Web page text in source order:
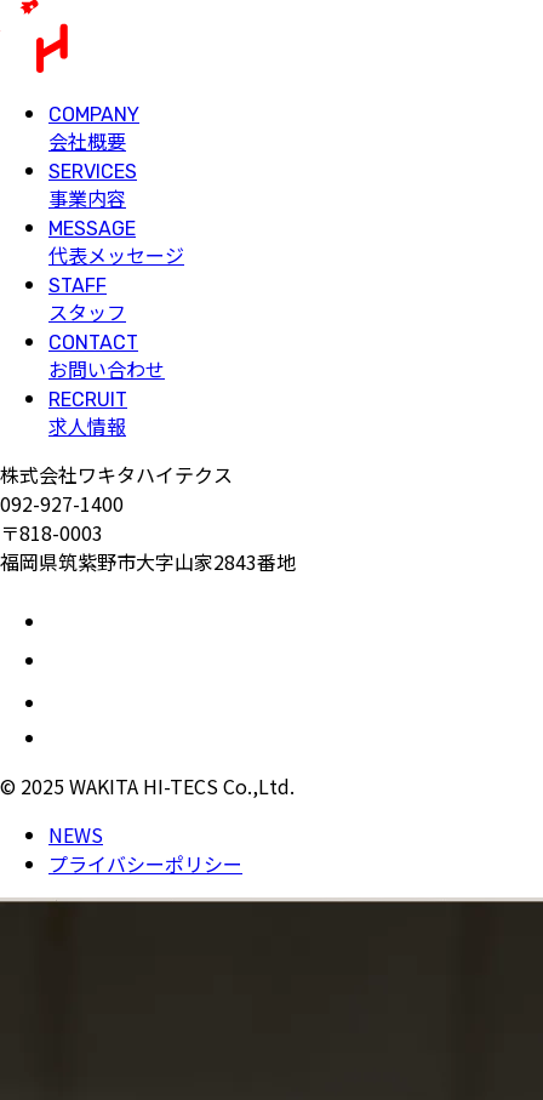
COMPANY
会社概要
SERVICES
事業内容
MESSAGE
代表メッセージ
STAFF
スタッフ
CONTACT
お問い合わせ
RECRUIT
求人情報
株式会社ワキタハイテクス
092-927-1400
〒818-0003
福岡県筑紫野市大字山家2843番地
© 2025 WAKITA HI-TECS Co.,Ltd.
NEWS
プライバシーポリシー